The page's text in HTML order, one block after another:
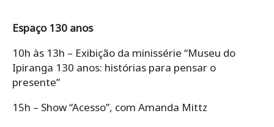
Espaço 130 anos
10h às 13h – Exibição da minissérie “Museu do
Ipiranga 130 anos: histórias para pensar o
presente”
15h – Show “Acesso”, com Amanda Mittz